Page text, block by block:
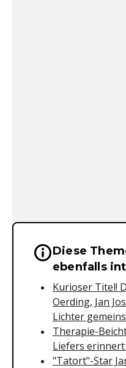
Wichtige
Diese
ebenfalls
Kurioser Titel!
Oerding, Jan
Lichter
Therapie-
Liefers
"Tatort"-Star